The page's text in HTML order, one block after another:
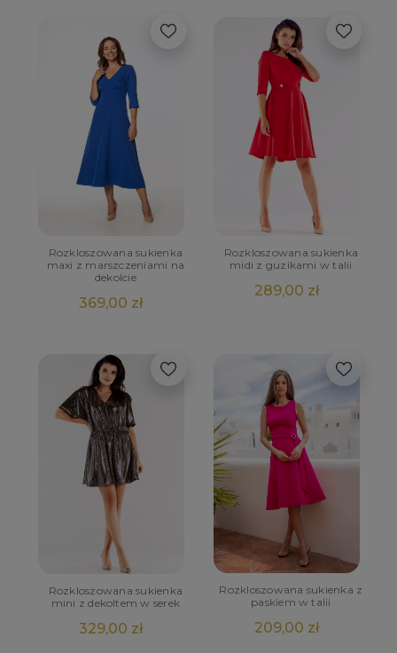
Rozkloszowana sukienka
maxi z marszczeniami na
dekolcie
369,00 zł
Rozkloszowana sukienka
midi z guzikami w talii
289,00 zł
Rozkloszowana sukienka
mini z dekoltem w serek
329,00 zł
Rozkloszowana sukienka z
paskiem w talii
209,00 zł